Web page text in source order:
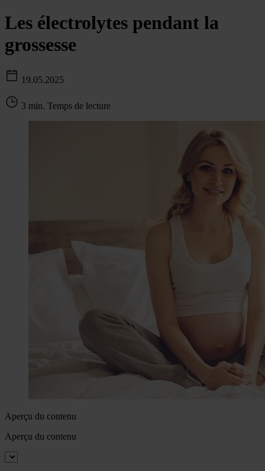
Les électrolytes pendant la
grossesse
19.05.2025
3 min. Temps de lecture
Aperçu du contenu
Aperçu du contenu